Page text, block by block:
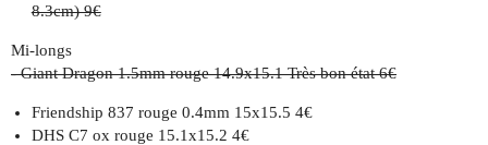
8.3cm) 9€
Mi-longs
- Giant Dragon 1.5mm rouge 14.9x15.1 Très bon état 6€
Friendship 837 rouge 0.4mm 15x15.5 4€
DHS C7 ox rouge 15.1x15.2 4€